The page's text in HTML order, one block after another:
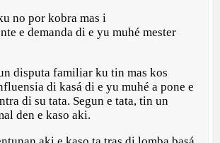
no por kobra mas i
e demanda di e yu muhé mester
disputa familiar ku tin mas kos
di kasá di e yu muhé a pone e
di su tata. Segun e tata, tin un
den e kaso aki.